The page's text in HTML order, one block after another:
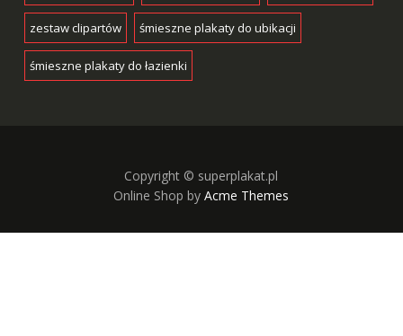
zestaw clipartów śmieszne plakaty do ubikacji
śmieszne plakaty do łazienki
Copyright © superplakat.pl
Online Shop byAcme Themes